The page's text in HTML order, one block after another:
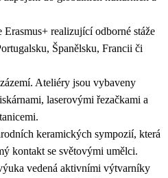
realizující odborné stáže
Španělsku, Francii či
Ateliéry jsou vybaveny
laserovými řezačkami a
keramických sympozií, která
kontakt se světovými umělci.
vedená aktivními výtvarníky